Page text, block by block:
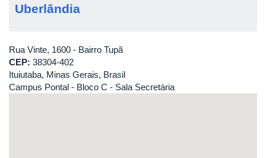
Uberlândia
Rua Vinte, 1600 - Bairro Tupã
CEP: 38304-402
Ituiutaba, Minas Gerais, Brasil
Campus Pontal - Bloco C - Sala Secretária